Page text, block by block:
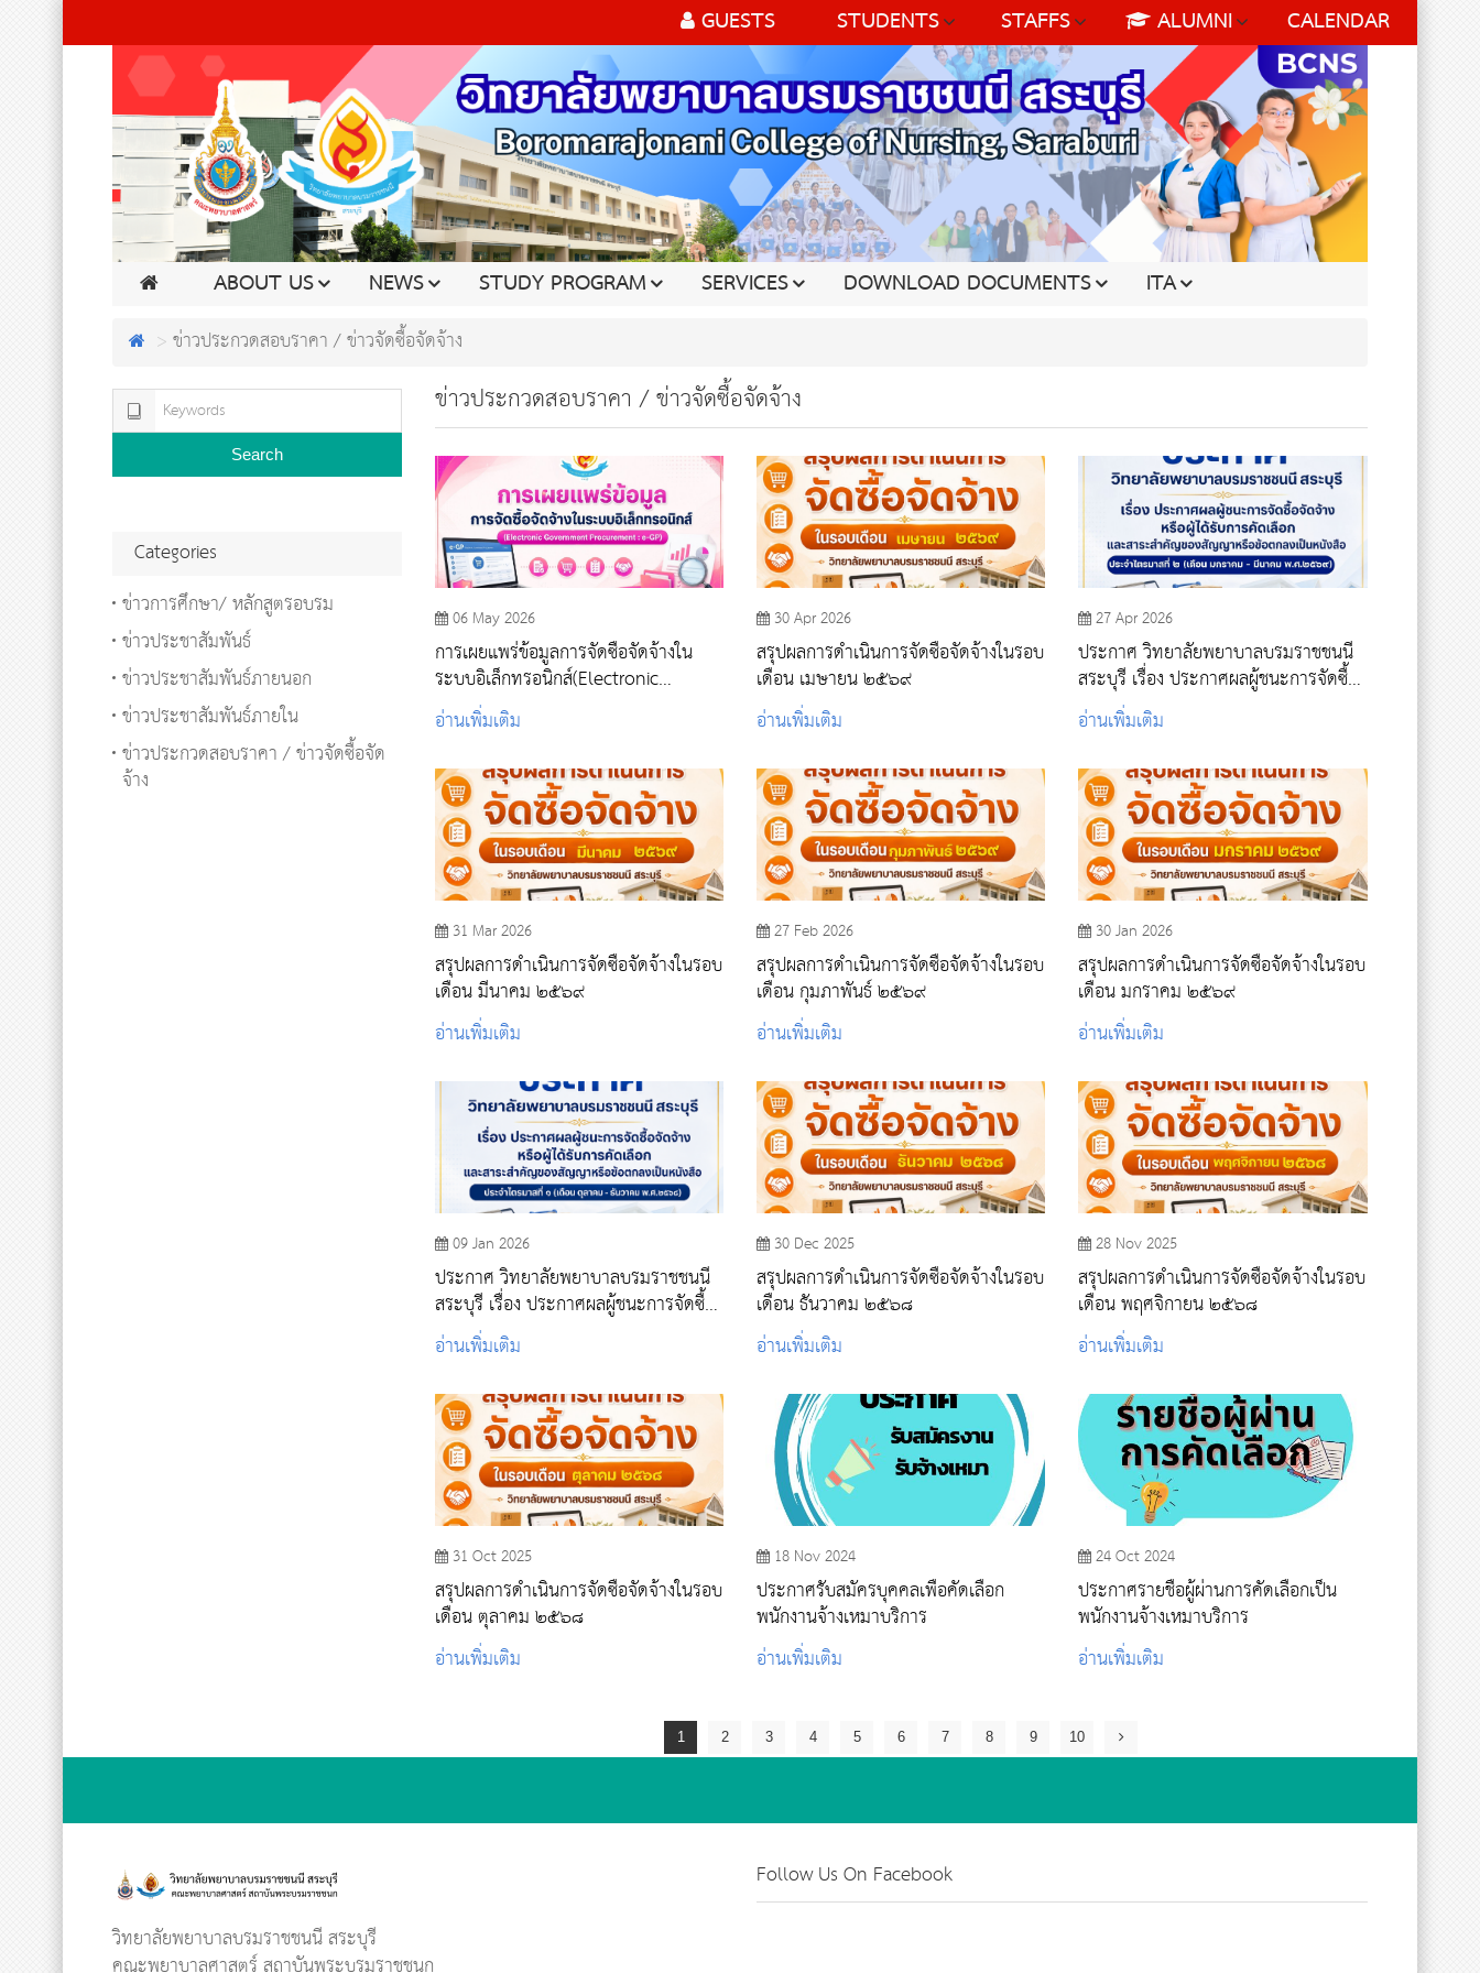
GUESTS STUDENTS STAFFS ALUMNI CALENDAR
ABOUT US NEWS STUDY PROGRAM SERVICES DOWNLOAD DOCUMENTS ITA
ข่าวประกวดสอบราคา / ข่าวจัดซื้อจัดจ้าง
ข่าวประกวดสอบราคา / ข่าวจัดซื้อจัดจ้าง
06 May 2026
การเผยแพร่ข้อมูลการจัดซื้อจัดจ้างใน
ระบบอิเล็กทรอนิกส์(Electronic
Government Procurement : E-GP)
อ่านเพิ่มเติม
30 Apr 2026
สรุปผลการดำเนินการจัดซื้อจัดจ้างในรอบ
เดือน เมษายน ๒๕๖๙
อ่านเพิ่มเติม
27 Apr 2026
ประกาศ วิทยาลัยพยาบาลบรมราชชนนี
สระบุรี เรื่อง ประกาศผลผู้ชนะการจัดซื้อ
จัดจ้างหรือผู้ได้รับการคัดเลือก และสาระ
สำคัญของสัญญาหรือข้อตกลงเป็นหนังสือ
อ่านเพิ่มเติม
31 Mar 2026
สรุปผลการดำเนินการจัดซื้อจัดจ้างในรอบ
เดือน มีนาคม ๒๕๖๙
อ่านเพิ่มเติม
27 Feb 2026
สรุปผลการดำเนินการจัดซื้อจัดจ้างในรอบ
เดือน กุมภาพันธ์ ๒๕๖๙
อ่านเพิ่มเติม
30 Jan 2026
สรุปผลการดำเนินการจัดซื้อจัดจ้างในรอบ
เดือน มกราคม ๒๕๖๙
อ่านเพิ่มเติม
09 Jan 2026
ประกาศ วิทยาลัยพยาบาลบรมราชชนนี
สระบุรี เรื่อง ประกาศผลผู้ชนะการจัดซื้อ
จัดจ้างหรือผู้ได้รับการคัดเลือก และสาระ
สำคัญของสัญญาหรือข้อตกลงเป็นหนังสือ
อ่านเพิ่มเติม
30 Dec 2025
สรุปผลการดำเนินการจัดซื้อจัดจ้างในรอบ
เดือน ธันวาคม ๒๕๖๘
อ่านเพิ่มเติม
28 Nov 2025
สรุปผลการดำเนินการจัดซื้อจัดจ้างในรอบ
เดือน พฤศจิกายน​​​​​​​ ๒๕๖๘
อ่านเพิ่มเติม
31 Oct 2025
สรุปผลการดำเนินการจัดซื้อจัดจ้างในรอบ
เดือน ตุลาคม ๒๕๖๘
อ่านเพิ่มเติม
18 Nov 2024
ประกาศรับสมัครบุคคลเพื่อคัดเลือก
พนักงานจ้างเหมาบริการ
อ่านเพิ่มเติม
24 Oct 2024
ประกาศรายชื่อผู้ผ่านการคัดเลือกเป็น
พนักงานจ้างเหมาบริการ
อ่านเพิ่มเติม
1 2 3 4 5 6 7 8 9 10
Search
Categories
ข่าวการศึกษา/ หลักสูตรอบรม
ข่าวประชาสัมพันธ์
ข่าวประชาสัมพันธ์ภายนอก
ข่าวประชาสัมพันธ์ภายใน
ข่าวประกวดสอบราคา / ข่าวจัดซื้อจัด
จ้าง
วิทยาลัยพยาบาลบรมราชชนนี สระบุรี
Follow Us On Facebook